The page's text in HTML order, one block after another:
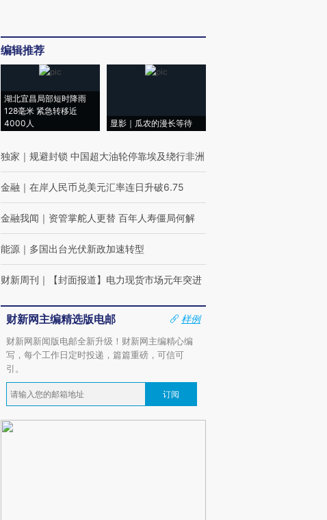
编辑推荐
湖北宜昌局部短时降雨
128毫米 紧急转移近
4000人
显影｜瓜农的漫长等待
独家 ｜ 规避封锁 中国超大油轮停靠埃及绕行非洲
金融 ｜ 在岸人民币兑美元汇率连日升破6.75
金融我闻 ｜ 资管掌舵人更替 百年人寿僵局何解
能源 ｜ 多国出台光伏新政加速转型
财新周刊 ｜ 【封面报道】电力现货市场元年突进
财新网主编精选版电邮
样例
财新网新闻版电邮全新升级！财新网主编精心编
写，每个工作日定时投递，篇篇重磅，可信可
引。
订阅